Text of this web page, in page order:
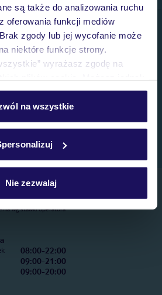
są także do analizowania ruchu
oferowania funkcji mediów
zgody lub jej wycofanie może
niektóre funkcje strony.
wyrażasz zgodę na
wchodząc w zakładkę
o plikach cookie znajdziesz
na wszystkie
Nie zezwalaj
Rezerwacji
wg stawki operatora
08:00-22:00
09:00-21:00
09:00-20:00